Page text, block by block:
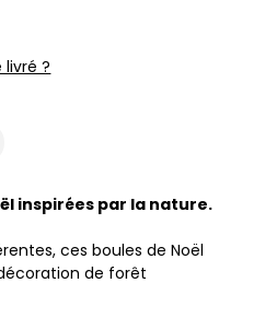
?
inspirées par la nature.
ces boules de Noël
de forêt